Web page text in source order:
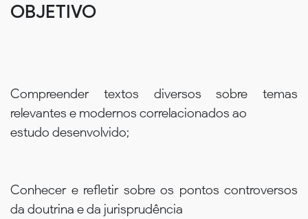
OBJETIVO
Compreender textos diversos sobre temas
relevantes e modernos correlacionados ao
estudo desenvolvido;
Conhecer e refletir sobre os pontos controversos
da doutrina e da jurisprudência